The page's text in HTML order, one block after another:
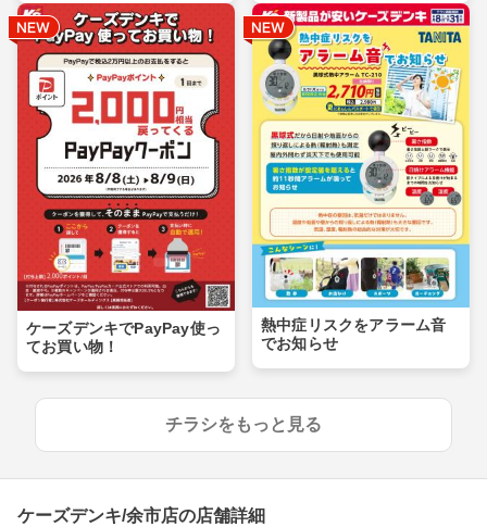
ケーズデンキでPayPay使っ
てお買い物！
熱中症リスクをアラーム音
でお知らせ
チラシをもっと見る
ケーズデンキ/余市店の店舗詳細